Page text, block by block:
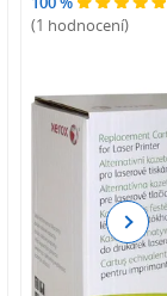
(1 hodnocení)
Next